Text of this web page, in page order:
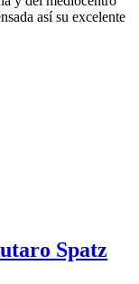
así su excelente
Spatz